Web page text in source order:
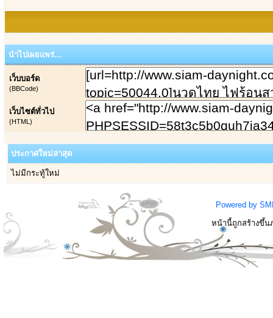
นำไปเผยแพร่...
เว็บบอร์ด
(BBCode)
เว็บไซต์ทั่วไป
(HTML)
ประกาศใหม่ล่าสุด
ไม่มีกระทู้ใหม่
Powered by
หน้านี้ถูกสร้างขึ้น